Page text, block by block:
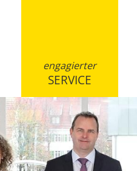
engagierter
SERVICE